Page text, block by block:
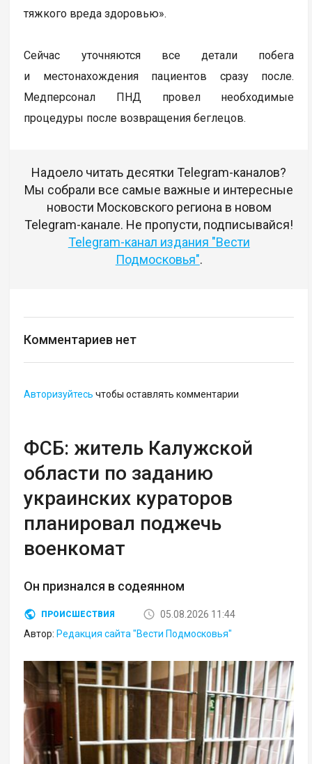
тяжкого вреда здоровью».
Сейчас уточняются все детали побега
и местонахождения пациентов сразу после.
Медперсонал ПНД провел необходимые
процедуры после возвращения беглецов.
Надоело читать десятки Telegram-каналов?
Мы собрали все самые важные и интересные
новости Московского региона в новом
Telegram-канале. Не пропусти, подписывайся!
Telegram-канал издания "Вести
Подмосковья".
Комментариев нет
Авторизуйтесь чтобы оставлять комментарии
ФСБ: житель Калужской
области по заданию
украинских кураторов
планировал поджечь
военкомат
Он признался в содеянном
ПРОИСШЕСТВИЯ
05.08.2026 11:44
Автор: Редакция сайта "Вести Подмосковья"